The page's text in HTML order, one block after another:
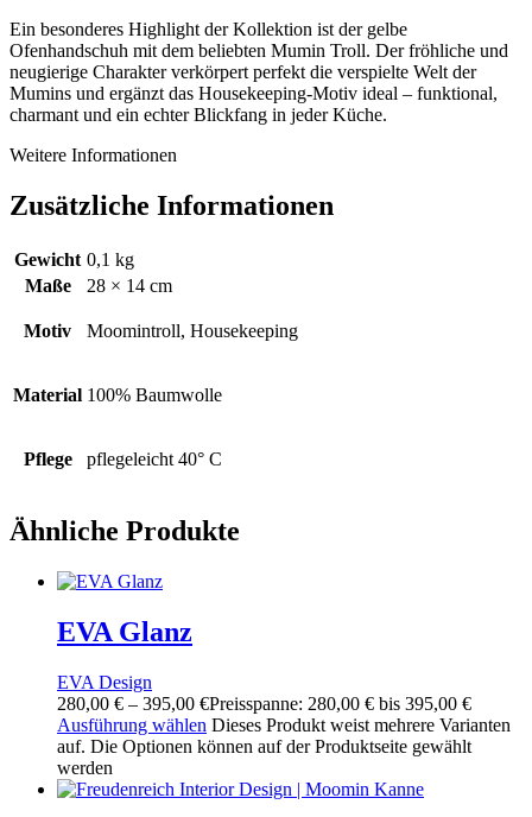
Ein besonderes Highlight der Kollektion ist der gelbe
Ofenhandschuh mit dem beliebten Mumin Troll. Der fröhliche und
neugierige Charakter verkörpert perfekt die verspielte Welt der
Mumins und ergänzt das Housekeeping-Motiv ideal – funktional,
charmant und ein echter Blickfang in jeder Küche.
Weitere Informationen
Zusätzliche Informationen
Gewicht 0,1 kg
Maße
28 × 14 cm
Motiv Moomintroll, Housekeeping
Material 100% Baumwolle
Pflege pflegeleicht 40° C
Ähnliche Produkte
EVA Glanz
EVA Design
280,00 € – 395,00 €Preisspanne: 280,00 € bis 395,00 €
Ausführung wählen Dieses Produkt weist mehrere Varianten
auf. Die Optionen können auf der Produktseite gewählt
werden